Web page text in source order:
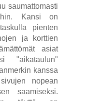
saumattomasti
Kansi on
pienten
ja korttien
asiat
"aikataulun"
kanssa
nopean
saamiseksi.